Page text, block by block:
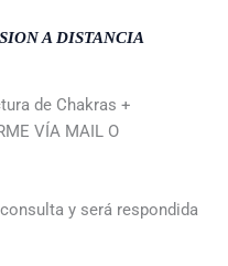
A DISTANCIA
de Chakras +
VÍA MAIL O
y será respondida